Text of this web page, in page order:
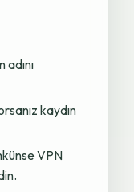
kaydın
VPN